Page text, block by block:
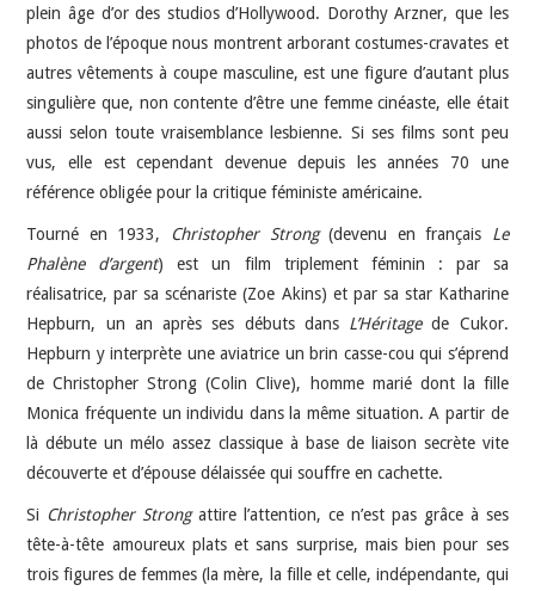
plein âge d’or des studios d’Hollywood. Dorothy Arzner, que les
photos de l’époque nous montrent arborant costumes-cravates et
autres vêtements à coupe masculine, est une figure d’autant plus
singulière que, non contente d’être une femme cinéaste, elle était
aussi selon toute vraisemblance lesbienne. Si ses films sont peu
vus, elle est cependant devenue depuis les années 70 une
référence obligée pour la critique féministe américaine.
Tourné en 1933, Christopher Strong(devenu en français Le
Phalène d’argent) est un film triplement féminin : par sa
réalisatrice, par sa scénariste (Zoe Akins) et par sa star Katharine
Hepburn, un an après ses débuts dans L’Héritagede Cukor.
Hepburn y interprète une aviatrice un brin casse-cou qui s’éprend
de Christopher Strong (Colin Clive), homme marié dont la fille
Monica fréquente un individu dans la même situation. A partir de
là débute un mélo assez classique à base de liaison secrète vite
découverte et d’épouse délaissée qui souffre en cachette.
Si Christopher Strongattire l’attention, ce n’est pas grâce à ses
tête-à-tête amoureux plats et sans surprise, mais bien pour ses
trois figures de femmes (la mère, la fille et celle, indépendante, qui